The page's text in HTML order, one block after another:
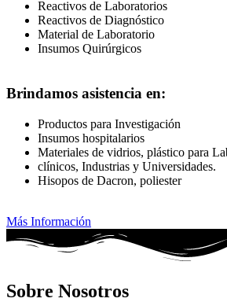
Reactivos de Laboratorios
Reactivos de Diagnóstico
Material de Laboratorio
Insumos Quirúrgicos
Brindamos asistencia en:
Productos para Investigación
Insumos hospitalarios
Materiales de vidrios, plástico para
clínicos, Industrias y Universidades.
Hisopos de Dacron, poliester
Más Información
Sobre Nosotros